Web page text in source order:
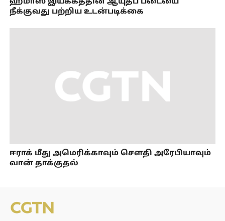
நீக்குவது பற்றிய உடன்படிக்கை
ஈராக் மீது அமெரிக்காவும் சௌதி அரேபியாவும்
வான் தாக்குதல்